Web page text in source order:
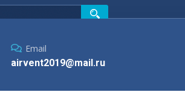
Email
airvent2019@mail.ru